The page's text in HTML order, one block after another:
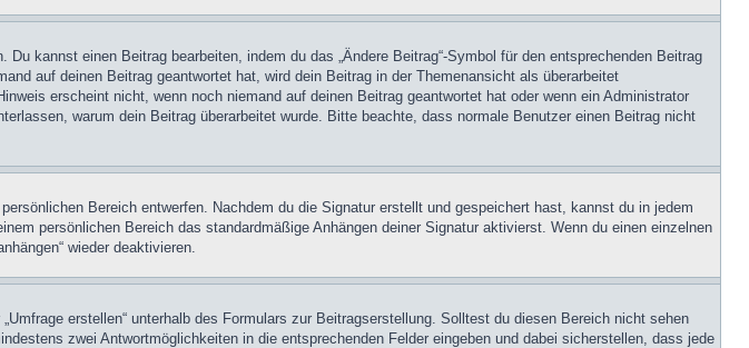
kannst einen Beitrag bearbeiten, indem du das „Ändere Beitrag“-Symbol für den entsprechenden Beitrag
auf deinen Beitrag geantwortet hat, wird dein Beitrag in der Themenansicht als überarbeitet
erscheint nicht, wenn noch niemand auf deinen Beitrag geantwortet hat oder wenn ein Administrator
warum dein Beitrag überarbeitet wurde. Bitte beachte, dass normale Benutzer einen Beitrag nicht
Bereich entwerfen. Nachdem du die Signatur erstellt und gespeichert hast, kannst du in jedem
persönlichen Bereich das standardmäßige Anhängen deiner Signatur aktivierst. Wenn du einen einzelnen
wieder deaktivieren.
erstellen“ unterhalb des Formulars zur Beitragserstellung. Solltest du diesen Bereich nicht sehen
zwei Antwortmöglichkeiten in die entsprechenden Felder eingeben und dabei sicherstellen, dass jede